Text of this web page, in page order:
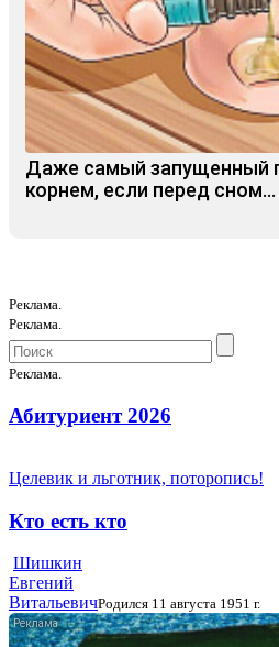
Даже самый запущенный
корнем, если перед сном…
Реклама.
Реклама.
Реклама.
Абитуриент 2026
Целевик и льготник, поторопись!
Кто есть кто
Шишкин
Евгений
ВитальевичРодился 11 августа 1951 г.